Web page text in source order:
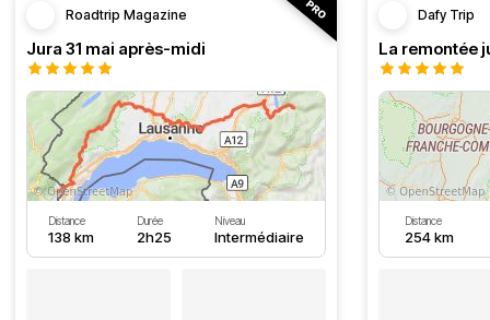
Roadtrip Magazine
Jura 31 mai après-midi
Distance
138 km
Durée
2h25
Niveau
Intermédiaire
Dafy Trip
La remontée
Distance
254 km